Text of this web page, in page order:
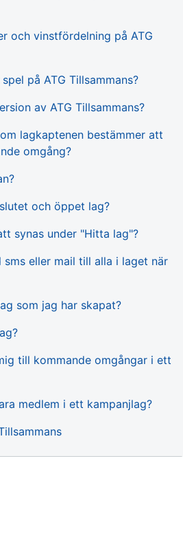
och vinstfördelning på ATG
på ATG Tillsammans?
av ATG Tillsammans?
lagkaptenen bestämmer att
omgång?
och öppet lag?
synas under "Hitta lag"?
eller mail till alla i laget när
som jag har skapat?
till kommande omgångar i ett
medlem i ett kampanjlag?